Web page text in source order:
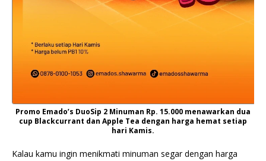
Promo Emado’s DuoSip 2 Minuman Rp. 15.000 menawarkan dua
cup Blackcurrant dan Apple Tea dengan harga hemat setiap
hari Kamis.
Kalau kamu ingin menikmati minuman segar dengan harga